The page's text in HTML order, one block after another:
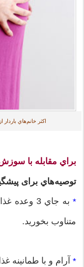
اکثر خانم‌هاي
براي مقابله با
توصيه‌هاي برای
* به جاي 3
متناوب بخوريد.
*آرام و با طمانينه